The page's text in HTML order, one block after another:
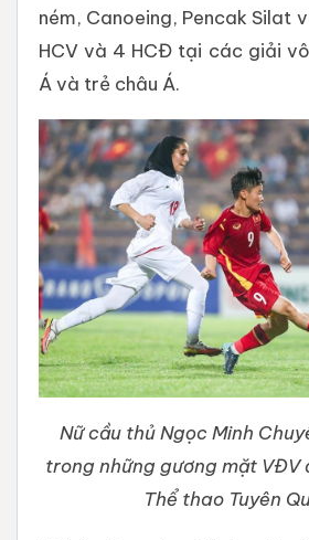
ném, Canoeing, Pencak Silat
HCV và 4 HCĐ tại các giải
Á và trẻ châu Á.
Nữ cầu thủ Ngọc Minh
trong những gương mặt VĐV
Thể thao Tuyên